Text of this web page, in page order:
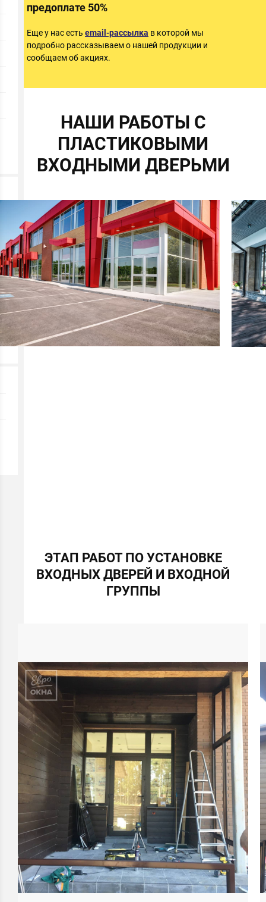
предоплате 50%
Еще у нас есть email-рассылка в которой мы
подробно рассказываем о нашей продукции и
сообщаем об акциях.
НАШИ РАБОТЫ С
ПЛАСТИКОВЫМИ
ВХОДНЫМИ ДВЕРЬМИ
ЭТАП РАБОТ ПО УСТАНОВКЕ
ВХОДНЫХ ДВЕРЕЙ И ВХОДНОЙ
ГРУППЫ